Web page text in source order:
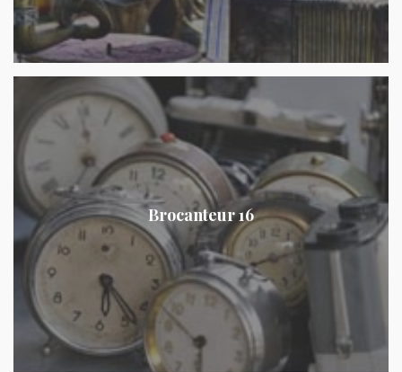
Brocanteur 16